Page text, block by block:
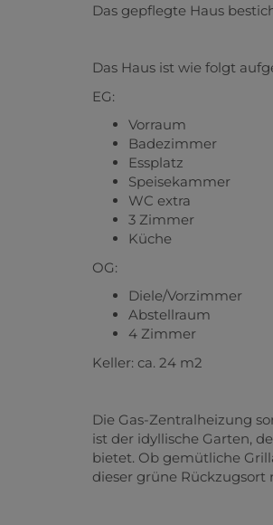
Das gepflegte Haus
Das Haus ist wie folgt
EG:
Vorraum
Badezimmer
Essplatz
Speisekammer
WC extra
3 Zimmer
Küche
OG:
Diele/Vorzimmer
Abstellraum
4 Zimmer
Keller: ca. 24 m2
Die Gas-Zentralheizung
ist der idyllische Garten,
bietet. Ob gemütliche
dieser grüne